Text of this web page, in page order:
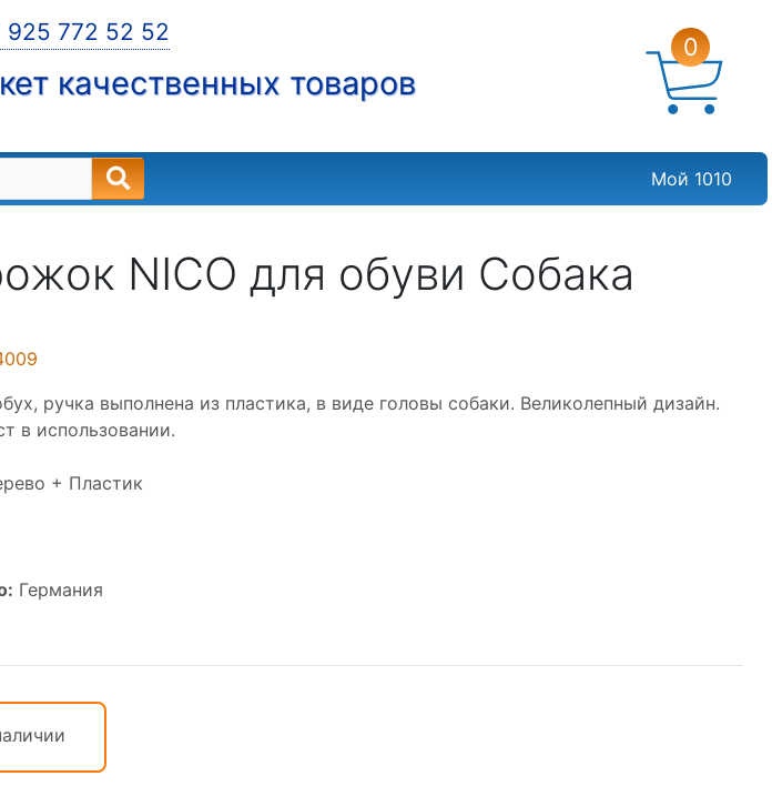
925 772 52 52
качественных товаров
0
Мой 1010
NICO для обуви Собака
ручка выполнена из пластика, в виде головы собаки. Великолепный дизайн.
в использовании.
+ Пластик
Германия